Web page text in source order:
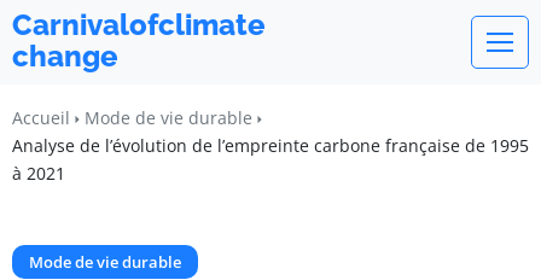
Carnivalofclimate
change
Accueil
Mode de vie durable
Analyse de l’évolution de l’empreinte carbone française de 1995
à 2021
Mode de vie durable